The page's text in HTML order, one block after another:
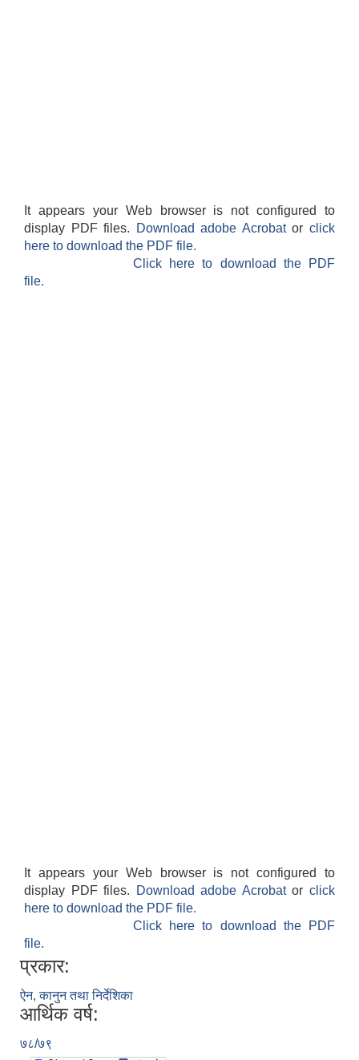
It appears your Web browser is not configured to
display PDF files.
Download adobe Acrobatorclick
here to download the PDF file.
Click here to download the PDF
file.
It appears your Web browser is not configured to
display PDF files.
Download adobe Acrobatorclick
here to download the PDF file.
Click here to download the PDF
file.
प्रकार:
ऐन, कानुन तथा निर्देशिका
आर्थिक वर्ष:
७८/७९